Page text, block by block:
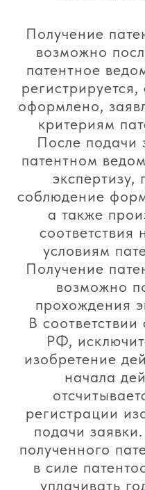
Получение
возможно
патентное
оформлено,
критериям
После подачи
патентном
экспертизу,
соблюдение
а также
соответствия
условиям
Получение
возможно
прохождения
В
РФ,
изобретение
начала
регистрации
подачи
полученного
в силе
уплачивать